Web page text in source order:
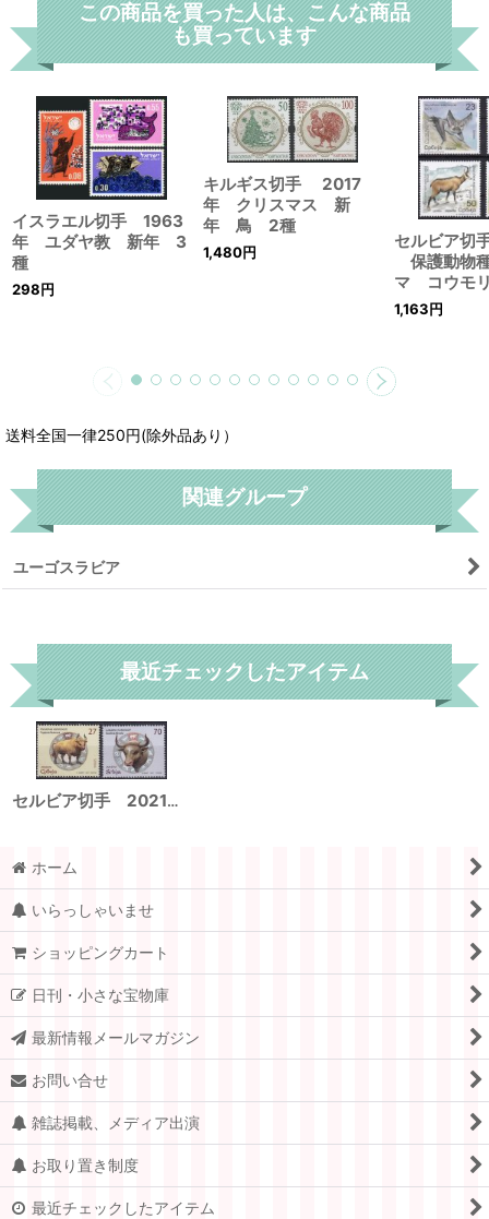
この商品を買った人は、こんな商品
も買っています
イスラエル切手 1963
年 ユダヤ教 新年 3
種
298円
キルギス切手 2017
年 クリスマス 新
年 鳥 2種
1,480円
セルビア
保護動物
マ コウモ
1,163円
送料全国一律250円(除外品あり）
関連グループ
ユーゴスラビア
最近チェックしたアイテム
セルビア切手 2021年 新年 干支 牛 2種
ホーム
いらっしゃいませ
ショッピングカート
日刊・小さな宝物庫
最新情報メールマガジン
お問い合せ
雑誌掲載、メディア出演
お取り置き制度
最近チェックしたアイテム